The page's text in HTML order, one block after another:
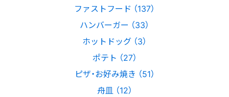
ファストフード （137）
ハンバーガー （33）
ホットドッグ （3）
ポテト （27）
ピザ・お好み焼き （51）
舟皿 （12）